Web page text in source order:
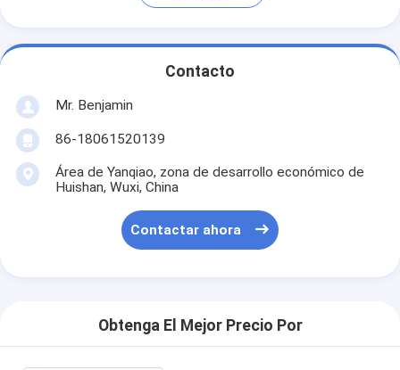
Contacto
Mr. Benjamin
86-18061520139
Área de Yanqiao, zona de desarrollo económico de
Huishan, Wuxi, China
Contactar ahora
Obtenga El Mejor Precio Por